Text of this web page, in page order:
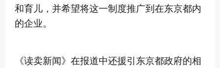
和育儿，并希望将这一制度推广到在东京都内
的企业。
《读卖新闻》在报道中还援引东京都政府的相